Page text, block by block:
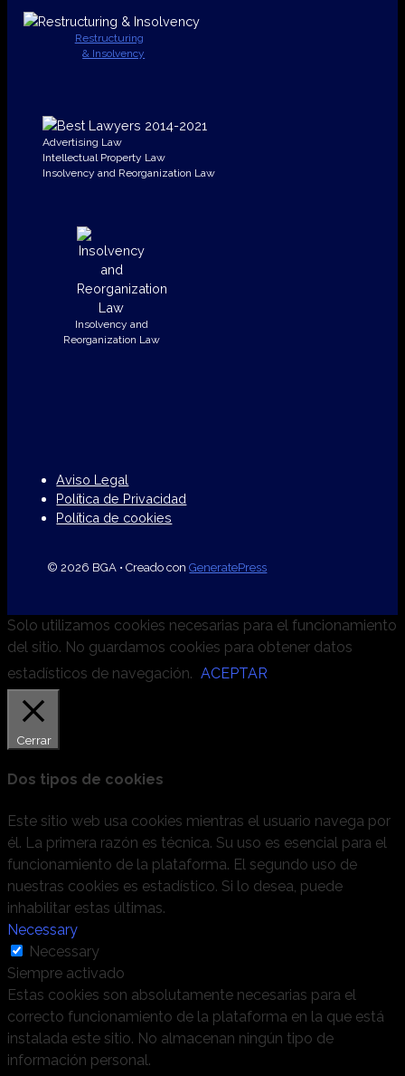
Restructuring
& Insolvency
Advertising Law
Intellectual Property Law
Insolvency and Reorganization Law
Insolvency and
Reorganization Law
Aviso Legal
Política de Privacidad
Política de cookies
© 2026 BGA • Creado conGeneratePress
Solo utilizamos cookies necesarias para el funcionamiento
del sitio. No guardamos cookies para obtener datos
estadísticos de navegación. ACEPTAR
Cerrar
Dos tipos de cookies
Este sitio web usa cookies mientras el usuario navega por
él. La primera razón es técnica. Su uso es esencial para el
funcionamiento de la plataforma. El segundo uso de
nuestras cookies es estadístico. Si lo desea, puede
inhabilitar estas últimas.
Necessary
Necessary
Siempre activado
Estas cookies son absolutamente necesarias para el
correcto funcionamiento de la plataforma en la que está
instalada este sitio. No almacenan ningún tipo de
información personal.